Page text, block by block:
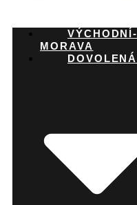
VÝCHODNÍ-
MORAVA
DOVOLENÁ